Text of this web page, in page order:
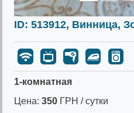
ID: 513912, Винница,
1-комнатная
Цена: 350 ГРН / сутки